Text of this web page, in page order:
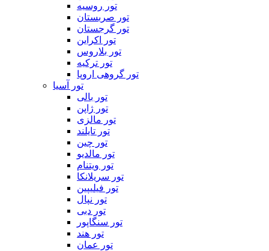
تور روسیه
تور صربستان
تور گرجستان
تور اکراین
تور بلاروس
تور ترکیه
تور گروهی اروپا
تور آسیا
تور بالی
تور ژاپن
تور مالزی
تور تایلند
تور چین
تور مالدیو
تور ویتنام
تور سریلانکا
تور فیلیپین
تور نپال
تور دبی
تور سنگاپور
تور هند
تور عمان